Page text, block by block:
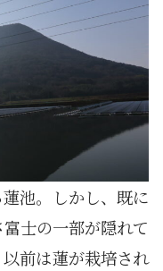
池。しかし、既に
士の一部が隠れて
前は蓮が栽培され